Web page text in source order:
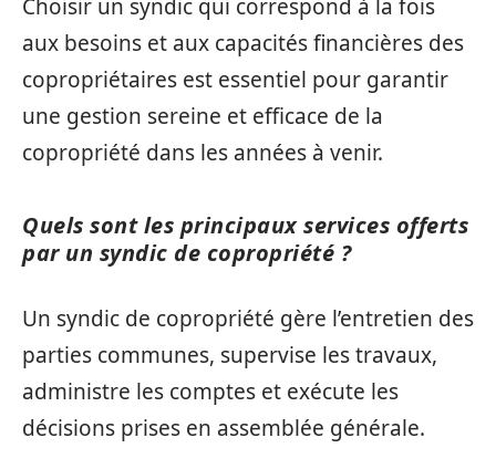
Choisir un syndic qui correspond à la fois
aux besoins et aux capacités financières des
copropriétaires est essentiel pour garantir
une gestion sereine et efficace de la
copropriété dans les années à venir.
Quels sont les principaux services offerts
par un syndic de copropriété ?
Un syndic de copropriété gère l’entretien des
parties communes, supervise les travaux,
administre les comptes et exécute les
décisions prises en assemblée générale.